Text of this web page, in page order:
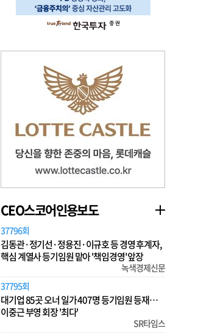
CEO스코어인용보도
37796회
김동관·정기선·정용진·이규호 등 경영 후계자,
핵심 계열사 등기임원 맡아 '책임경영' 앞장
녹색경제신문
37795회
대기업 85곳 오너 일가 407명 등기임원 등재…
이중근 부영 회장 '최다'
SR타임스